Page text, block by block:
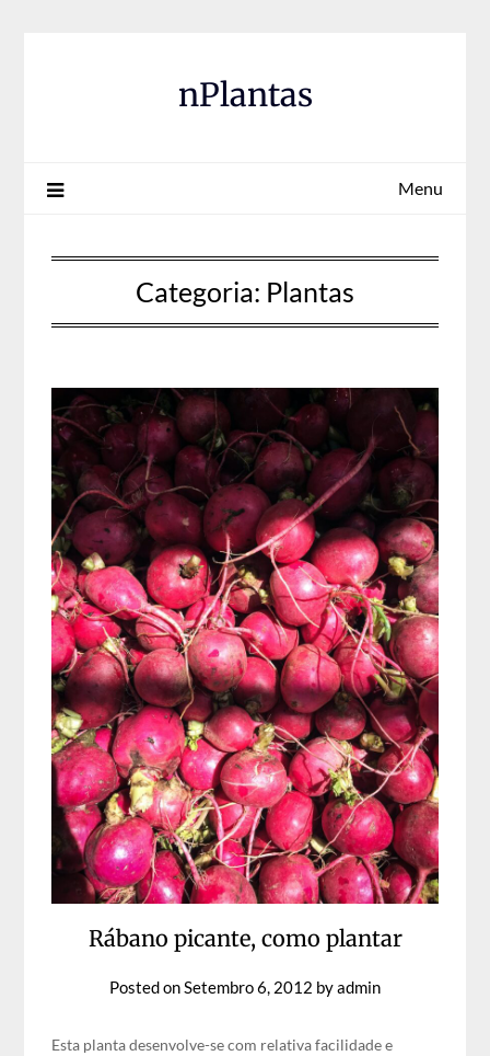
nPlantas
Menu
Categoria: Plantas
Rábano picante, como plantar
Posted onSetembro 6, 2012 byadmin
Esta planta desenvolve-se com relativa facilidade e